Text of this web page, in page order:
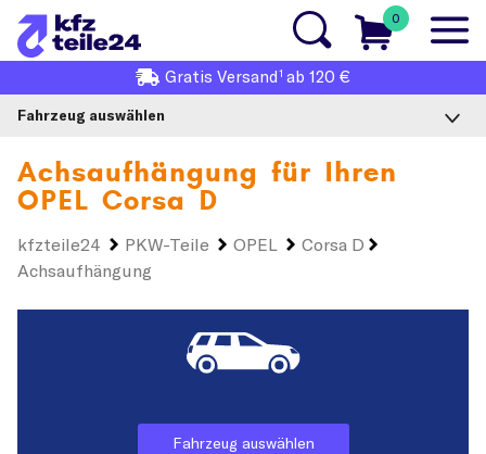
0
Gratis Versand1 ab 120 €
Fahrzeug auswählen
Achsaufhängung für Ihren
OPEL Corsa D
kfzteile24 PKW-Teile OPEL
Corsa D
Achsaufhängung
Fahrzeug auswählen